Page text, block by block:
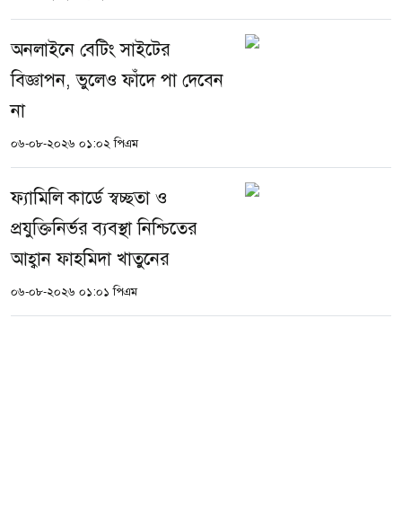
অনলাইনে বেটিং সাইটের
বিজ্ঞাপন, ভুলেও ফাঁদে পা দেবেন
না
০৬-০৮-২০২৬ ০১:০২ পিএম
ফ্যামিলি কার্ডে স্বচ্ছতা ও
প্রযুক্তিনির্ভর ব্যবস্থা নিশ্চিতের
আহ্বান ফাহমিদা খাতুনের
০৬-০৮-২০২৬ ০১:০১ পিএম